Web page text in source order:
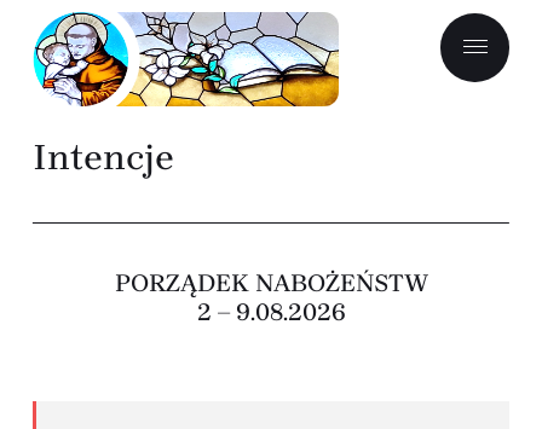
Intencje
PORZĄDEK NABOŻEŃSTW
2 – 9.08.2026